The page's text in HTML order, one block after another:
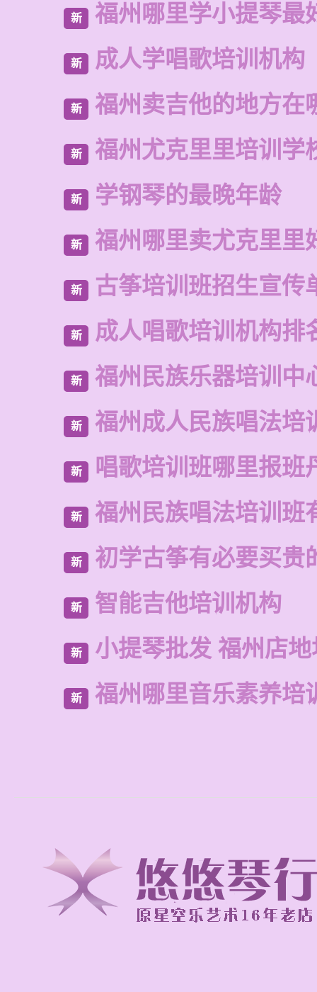
新 福州哪里学小提琴最
新 成人学唱歌培训机构
新 福州卖吉他的地方在
新 福州尤克里里培训学
新 学钢琴的最晚年龄
新 福州哪里卖尤克里里
新 古筝培训班招生宣传
新 成人唱歌培训机构排
新 福州民族乐器培训中
新 福州成人民族唱法培
新 唱歌培训班哪里报班
新 福州民族唱法培训班
新 初学古筝有必要买贵
新 智能吉他培训机构
新 小提琴批发 福州店地
新 福州哪里音乐素养培